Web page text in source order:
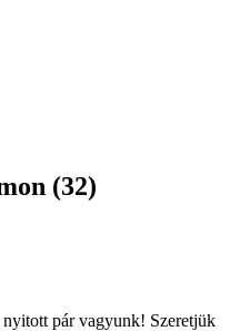
(32)
pár vagyunk! Szeretjük